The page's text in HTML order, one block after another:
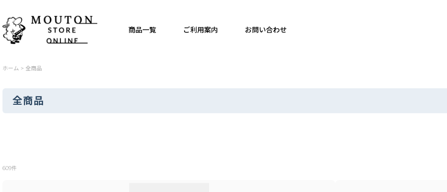
商品一覧 ご利用案内 お問い合わせ
ホーム > 全商品
全商品
609件